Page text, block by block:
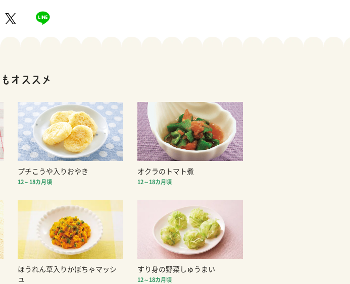
プチこうや入りおやき
12～18カ月頃
オクラのトマト煮
12～18カ月頃
ほうれん草入りかぼちゃマッシ
ュ
すり身の野菜しゅうまい
12～18カ月頃